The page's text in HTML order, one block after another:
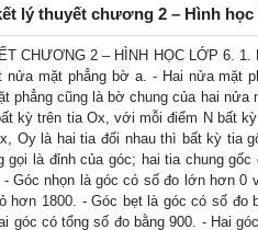
lý thuyết chương 2 – Hình
CHƯƠNG 2 – HÌNH HỌC LỚP 6.
mặt phẳng bờ a. - Hai nửa mặt
phẳng cũng là bờ chung của hai
kỳ trên tia Ox, với mỗi điểm N bất
Oy là hai tia đối nhau thì bất kỳ tia
gọi là đỉnh của góc; hai tia chung
- Góc nhọn là góc có số đo lớn hơn
hơn 1800. - Góc bẹt là góc có số đo
góc có tổng số đo bằng 900. - Hai